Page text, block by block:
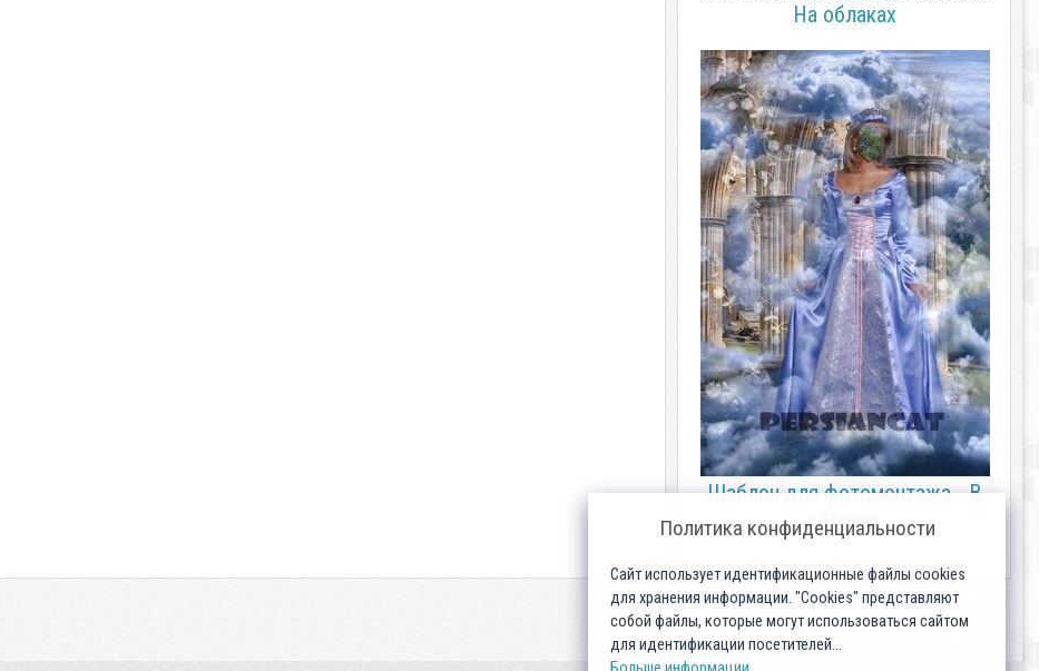
На облаках
Шаблон для фотомонтажа - В
облаках
Политика конфиденциальности
Сайт использует идентификационные файлы cookies
для хранения информации. "Cookies" представляют
собой файлы, которые могут использоваться сайтом
для идентификации посетителей...